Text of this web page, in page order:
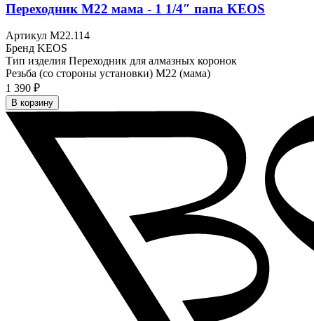
Переходник M22 мама - 1 1/4″ папа KEOS
Артикул M22.114
Бренд KEOS
Тип изделия Переходник для алмазных коронок
Резьба (со стороны установки) M22 (мама)
1 390 ₽
В корзину